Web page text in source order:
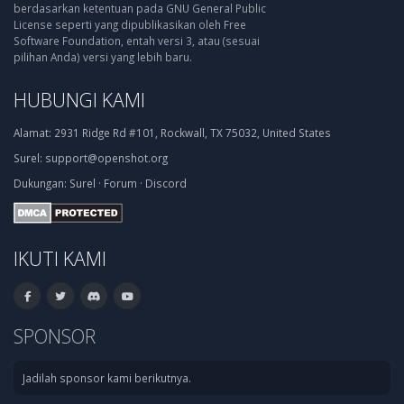
berdasarkan ketentuan pada GNU General Public
License seperti yang dipublikasikan oleh Free
Software Foundation, entah versi 3, atau (sesuai
pilihan Anda) versi yang lebih baru.
HUBUNGI KAMI
Alamat: 2931 Ridge Rd #101, Rockwall, TX 75032, United States
Surel: support@openshot.org
Dukungan: Surel · Forum · Discord
IKUTI KAMI
SPONSOR
Jadilah sponsor kami berikutnya.